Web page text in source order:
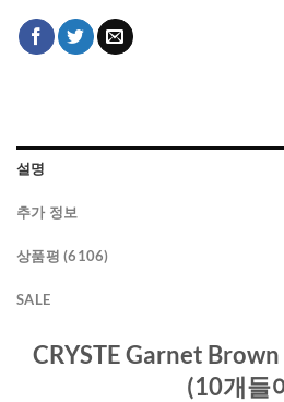
설명
추가 정보
상품평 (6106)
SALE
CRYSTE Garnet
(10개들